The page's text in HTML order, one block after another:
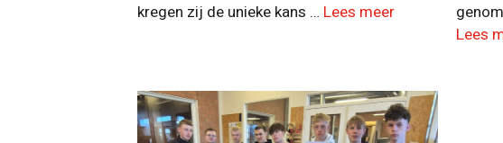
kregen zij de unieke kans … Lees meer
Lees